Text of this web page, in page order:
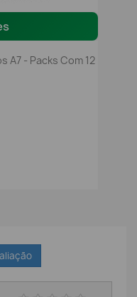
A7 - Packs Com 12